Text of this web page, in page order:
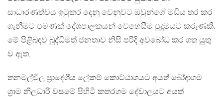
සාධාරණත්වය ඉටුකර දෙනු වෙනුවට ඔවුන්ගේ මඩිය තර කර
ගැනීමට පමණක් දේශපාලකයන් වෙහෙසීම පුදුමයට කරුණකි.
මේ පිළිබඳව බුද්ධිමත් ජනතාව නිසි පරිදි අවබෝධ කර ගත යුතු
ව ඇත.
තනමල්විල ප‍්‍රාදේශීය ලේකම් කොට්ඨාශයට අයත් බෝදාගම
ග‍්‍රාම නිලධාරී වසමේ පිහිටි කතරගම දේවාලයට අයත්